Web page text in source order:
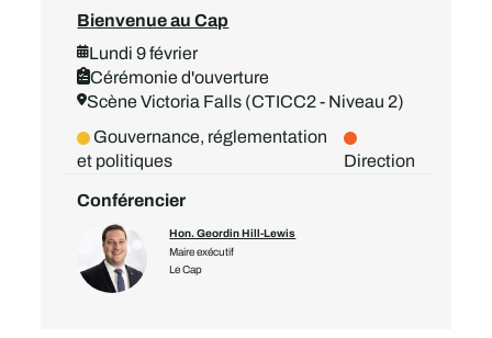
Bienvenue au Cap
Lundi 9 février
Cérémonie d'ouverture
Scène Victoria Falls (CTICC2 - Niveau 2)
Gouvernance, réglementation
et politiques
Direction
Conférencier
Hon. Geordin Hill-Lewis
Maire exécutif
Le Cap